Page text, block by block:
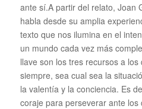
ante sí.A partir del relato, Joan
habla desde su amplia
texto que nos ilumina en el
un mundo cada vez más
llave son los tres recursos a
siempre, sea cual sea la
la valentía y la conciencia. Es
coraje para perseverar ante los